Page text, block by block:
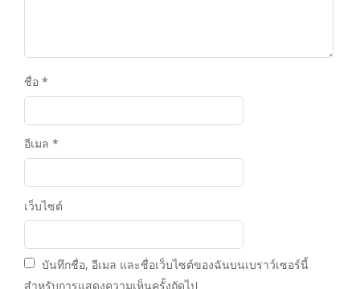
ชื่อ *
อีเมล *
เว็บไซต์
บันทึกชื่อ, อีเมล และชื่อเว็บไซต์ของฉันบนเบราว์เซอร์นี้
สำหรับการแสดงความเห็นครั้งถัดไป